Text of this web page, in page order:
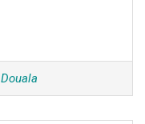
Douala